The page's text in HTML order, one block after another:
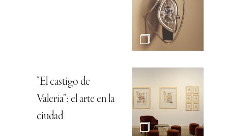
“El castigo de
Valeria”: el arte en la
ciudad